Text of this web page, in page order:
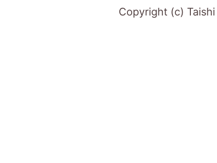
Copyright (c)